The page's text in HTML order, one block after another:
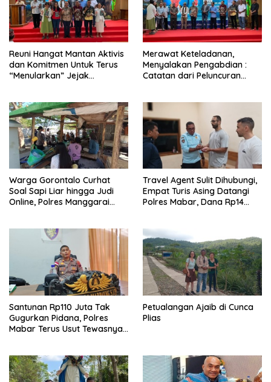
Reuni Hangat Mantan Aktivis
dan Komitmen Untuk Terus
“Menularkan” Jejak
Merawat Keteladanan,
Menyalakan Pengabdian :
Catatan dari Peluncuran
Warga Gorontalo Curhat
Soal Sapi Liar hingga Judi
Online, Polres Manggarai
Travel Agent Sulit Dihubungi,
Empat Turis Asing Datangi
Polres Mabar, Dana Rp14
Santunan Rp110 Juta Tak
Gugurkan Pidana, Polres
Mabar Terus Usut Tewasnya
Petualangan Ajaib di Cunca
Plias